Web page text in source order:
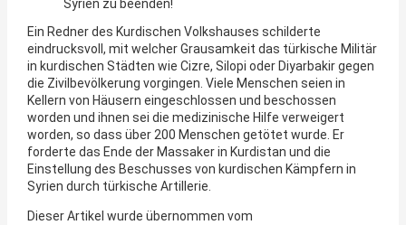
Syrien zu beenden!
Ein Redner des Kurdischen Volkshauses schilderte
eindrucksvoll, mit welcher Grausamkeit das türkische Militär
in kurdischen Städten wie Cizre, Silopi oder Diyarbakir gegen
die Zivilbevölkerung vorgingen. Viele Menschen seien in
Kellern von Häusern eingeschlossen und beschossen
worden und ihnen sei die medizinische Hilfe verweigert
worden, so dass über 200 Menschen getötet wurde. Er
forderte das Ende der Massaker in Kurdistan und die
Einstellung des Beschusses von kurdischen Kämpfern in
Syrien durch türkische Artillerie.
Dieser Artikel wurde übernommen vom